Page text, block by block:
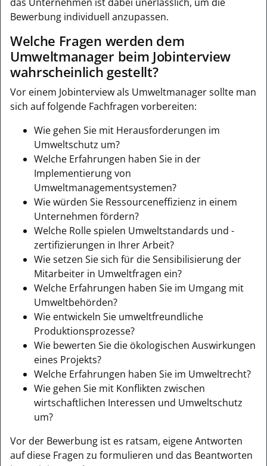
Bewerbung individuell anzupassen.
Welche Fragen werden dem
Umweltmanager beim Jobinterview
wahrscheinlich gestellt?
Vor einem Jobinterview als Umweltmanager sollte man
sich auf folgende Fachfragen vorbereiten:
Wie gehen Sie mit Herausforderungen im
Umweltschutz um?
Welche Erfahrungen haben Sie in der
Implementierung von
Umweltmanagementsystemen?
Wie würden Sie Ressourceneffizienz in einem
Unternehmen fördern?
Welche Rolle spielen Umweltstandards und -
zertifizierungen in Ihrer Arbeit?
Wie setzen Sie sich für die Sensibilisierung der
Mitarbeiter in Umweltfragen ein?
Welche Erfahrungen haben Sie im Umgang mit
Umweltbehörden?
Wie entwickeln Sie umweltfreundliche
Produktionsprozesse?
Wie bewerten Sie die ökologischen Auswirkungen
eines Projekts?
Welche Erfahrungen haben Sie im Umweltrecht?
Wie gehen Sie mit Konflikten zwischen
wirtschaftlichen Interessen und Umweltschutz
um?
Vor der Bewerbung ist es ratsam, eigene Antworten
auf diese Fragen zu formulieren und das Beantworten